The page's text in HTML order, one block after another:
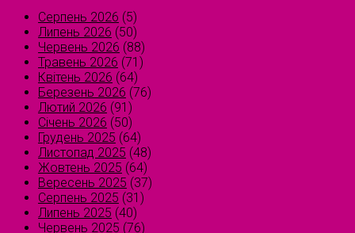
Серпень 2026 (5)
Липень 2026 (50)
Червень 2026 (88)
Травень 2026 (71)
Квітень 2026 (64)
Березень 2026 (76)
Лютий 2026 (91)
Січень 2026 (50)
Грудень 2025 (64)
Листопад 2025 (48)
Жовтень 2025 (64)
Вересень 2025 (37)
Серпень 2025 (31)
Липень 2025 (40)
Червень 2025 (76)